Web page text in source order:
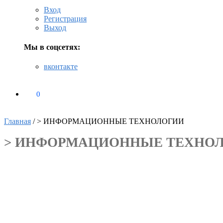
Вход
Регистрация
Выход
Мы в соцсетях:
вконтакте
0
Главная /> ИНФОРМАЦИОННЫЕ ТЕХНОЛОГИИ
> ИНФОРМАЦИОННЫЕ